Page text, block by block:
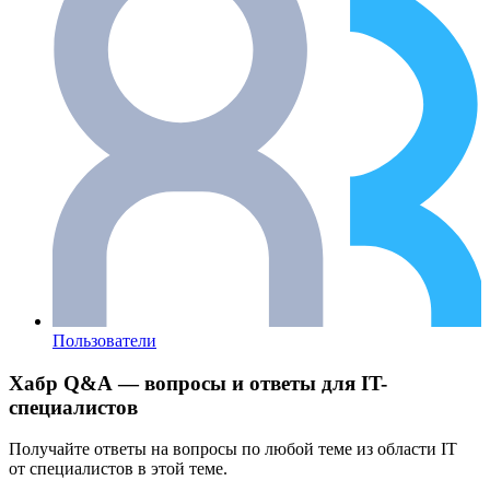
Пользователи
Хабр Q&A — вопросы и ответы для IT-
специалистов
Получайте ответы на вопросы по любой теме из области IT
от специалистов в этой теме.